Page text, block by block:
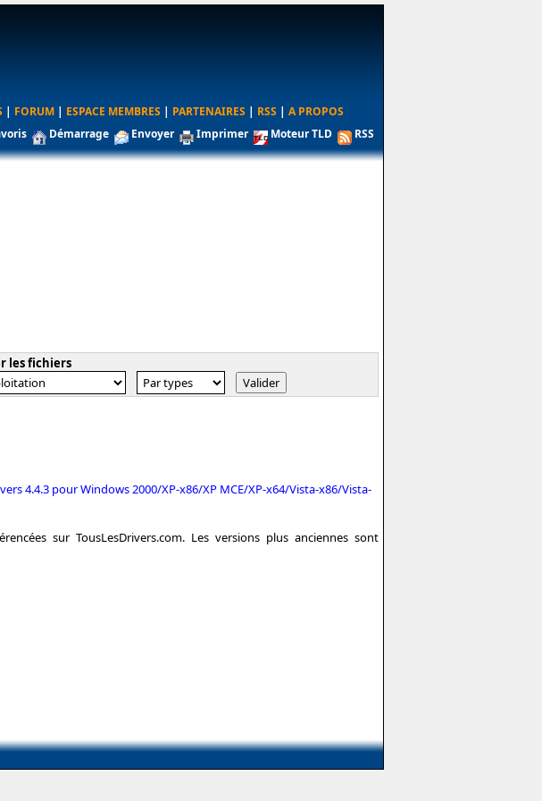
| FORUM | ESPACE MEMBRES | PARTENAIRES | RSS | A PROPOS
Démarrage Envoyer Imprimer Moteur TLD RSS
les fichiers
4.4.3 pour Windows 2000/XP-x86/XP MCE/XP-x64/Vista-x86/Vista-
sur TousLesDrivers.com. Les versions plus anciennes sont